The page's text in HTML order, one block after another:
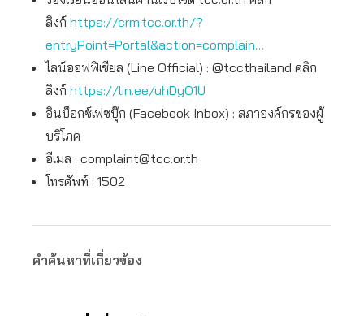
ลิงก์ https://crm.tcc.or.th/?
entryPoint=Portal&action=complain…
ไลน์ออฟฟิเชียล (Line Official) : @tccthailand คลิก
ลิงก์ https://lin.ee/uhDyO1U
อินบ็อกซ์เฟซบุ๊ก (Facebook Inbox) : สภาองค์กรของผู้
บริโภค
อีเมล : complaint@tcc.or.th
โทรศัพท์ : 1502
คำค้นหาที่เกี่ยวข้อง